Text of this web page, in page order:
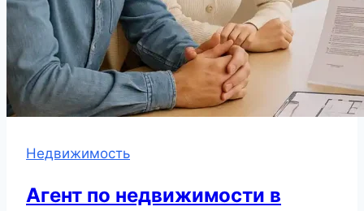
Недвижимость
Агент по недвижимости в